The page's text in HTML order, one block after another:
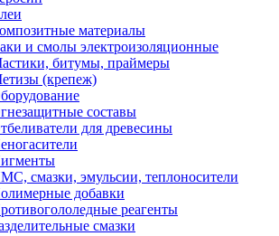
материалы
и смолы электроизоляционные
битумы, праймеры
(крепеж)
составы
для древесины
смазки, эмульсии, теплоносители
добавки
реагенты
смазки